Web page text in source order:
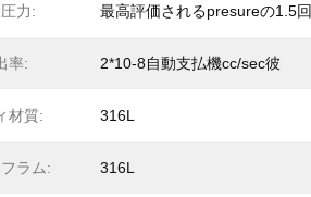
力: 最高評価されるpresureの1.5回
率: 2*10-8自動支払機cc/sec彼
材質: 316L
ラム: 316L